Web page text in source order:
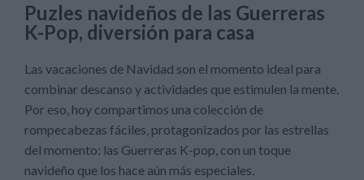
Puzles navideños de las Guerreras
K-Pop, diversión para casa
Las vacaciones de Navidad son el momento ideal para
combinar descanso y actividades que estimulen la mente.
Por eso, hoy compartimos una colección de
rompecabezas fáciles, protagonizados por las estrellas
del momento: las Guerreras K-pop, con un toque
navideño que los hace aún más especiales.